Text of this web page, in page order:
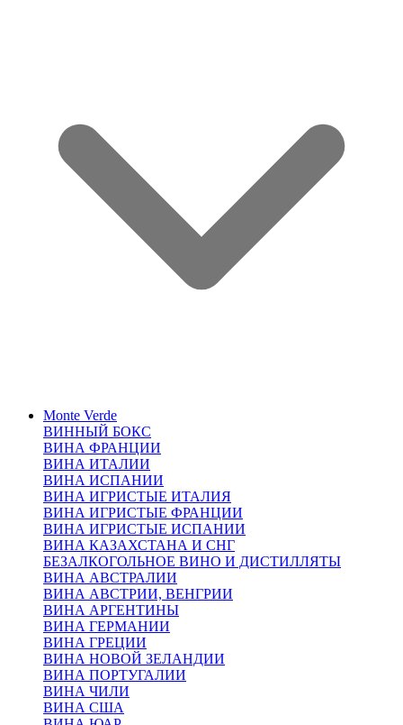
Monte Verde
ВИННЫЙ БОКС
ВИНА ФРАНЦИИ
ВИНА ИТАЛИИ
ВИНА ИСПАНИИ
ВИНА ИГРИСТЫЕ ИТАЛИЯ
ВИНА ИГРИСТЫЕ ФРАНЦИИ
ВИНА ИГРИСТЫЕ ИСПАНИИ
ВИНА КАЗАХСТАНА И СНГ
БЕЗАЛКОГОЛЬНОЕ ВИНО И ДИСТИЛЛЯТЫ
ВИНА АВСТРАЛИИ
ВИНА АВСТРИИ, ВЕНГРИИ
ВИНА АРГЕНТИНЫ
ВИНА ГЕРМАНИИ
ВИНА ГРЕЦИИ
ВИНА НОВОЙ ЗЕЛАНДИИ
ВИНА ПОРТУГАЛИИ
ВИНА ЧИЛИ
ВИНА США